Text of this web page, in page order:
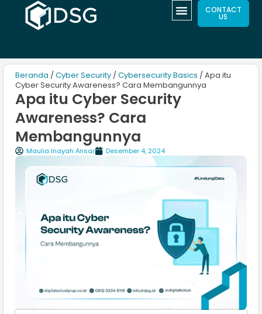
CONTACT
US
Beranda / Cyber Security / Cybersecurity Basics / Apa itu
Cyber Security Awareness? Cara Membangunnya
Apa itu Cyber Security
Awareness? Cara
Membangunnya
Maulia Inayah Ansar Desember 4, 2024